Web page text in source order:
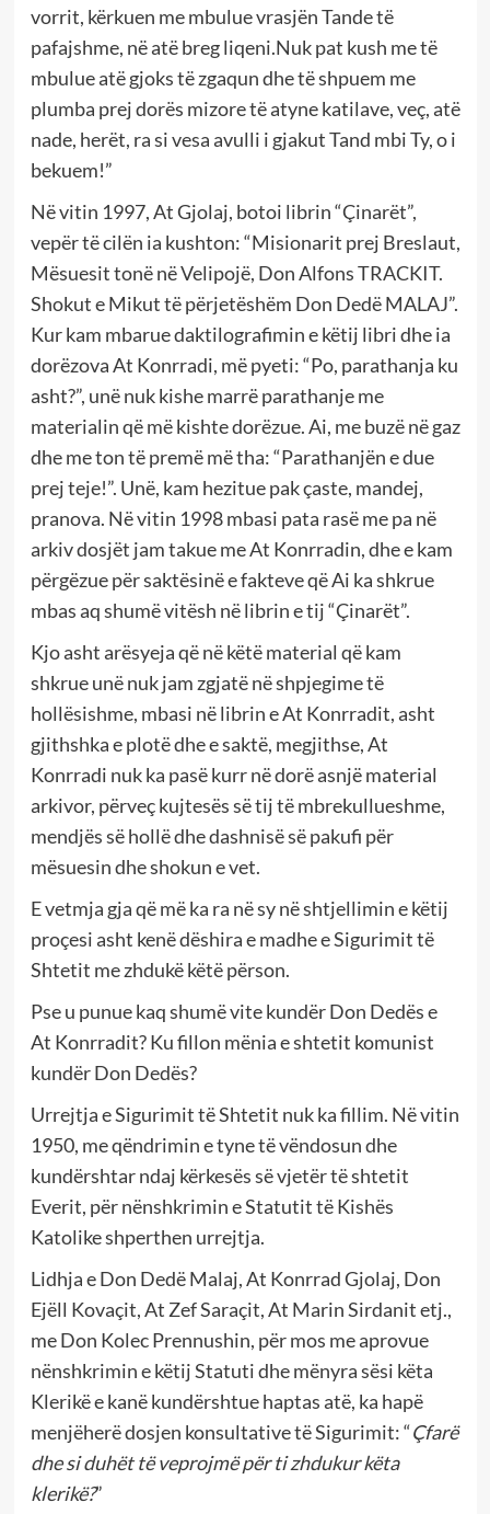
vorrit, kërkuen me mbulue vrasjën Tande të
pafajshme, në atë breg liqeni.Nuk pat kush me të
mbulue atë gjoks të zgaqun dhe të shpuem me
plumba prej dorës mizore të atyne katilave, veç, atë
nade, herët, ra si vesa avulli i gjakut Tand mbi Ty, o i
bekuem!”
Në vitin 1997, At Gjolaj, botoi librin “Çinarët”,
vepër të cilën ia kushton: “Misionarit prej Breslaut,
Mësuesit tonë në Velipojë, Don Alfons TRACKIT.
Shokut e Mikut të përjetëshëm Don Dedë MALAJ”.
Kur kam mbarue daktilografimin e këtij libri dhe ia
dorëzova At Konrradi, më pyeti: “Po, parathanja ku
asht?”, unë nuk kishe marrë parathanje me
materialin që më kishte dorëzue. Ai, me buzë në gaz
dhe me ton të premë më tha: “Parathanjën e due
prej teje!”. Unë, kam hezitue pak çaste, mandej,
pranova. Në vitin 1998 mbasi pata rasë me pa në
arkiv dosjët jam takue me At Konrradin, dhe e kam
përgëzue për saktësinë e fakteve që Ai ka shkrue
mbas aq shumë vitësh në librin e tij “Çinarët”.
Kjo asht arësyeja që në këtë material që kam
shkrue unë nuk jam zgjatë në shpjegime të
hollësishme, mbasi në librin e At Konrradit, asht
gjithshka e plotë dhe e saktë, megjithse, At
Konrradi nuk ka pasë kurr në dorë asnjë material
arkivor, përveç kujtesës së tij të mbrekullueshme,
mendjës së hollë dhe dashnisë së pakufi për
mësuesin dhe shokun e vet.
E vetmja gja që më ka ra në sy në shtjellimin e këtij
proçesi asht kenë dëshira e madhe e Sigurimit të
Shtetit me zhdukë këtë përson.
Pse u punue kaq shumë vite kundër Don Dedës e
At Konrradit? Ku fillon mënia e shtetit komunist
kundër Don Dedës?
Urrejtja e Sigurimit të Shtetit nuk ka fillim. Në vitin
1950, me qëndrimin e tyne të vëndosun dhe
kundërshtar ndaj kërkesës së vjetër të shtetit
Everit, për nënshkrimin e Statutit të Kishës
Katolike shperthen urrejtja.
Lidhja e Don Dedë Malaj, At Konrrad Gjolaj, Don
Ejëll Kovaçit, At Zef Saraçit, At Marin Sirdanit etj.,
me Don Kolec Prennushin, për mos me aprovue
nënshkrimin e këtij Statuti dhe mënyra sësi këta
Klerikë e kanë kundërshtue haptas atë, ka hapë
menjëherë dosjen konsultative të Sigurimit: “Çfarë
dhe si duhët të veprojmë për ti zhdukur këta
klerikë?”